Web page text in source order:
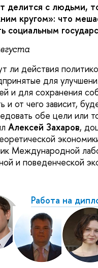
делится с людьми,
кругом»: что
социальным
ли действия
для
и для сохранения
и от чего зависит,
обе цели или
Алексей Захаров,
Международной
и поведенческой
Работа на